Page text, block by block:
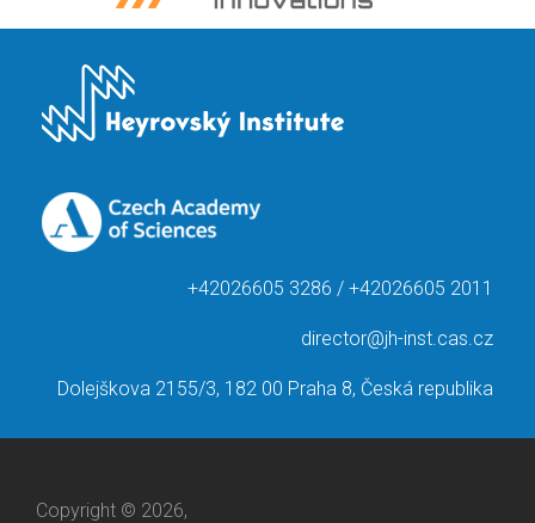
+42026605 3286 / +42026605 2011
director@jh-inst.cas.cz
Dolejškova 2155/3, 182 00 Praha 8, Česká republika
Copyright © 2026,